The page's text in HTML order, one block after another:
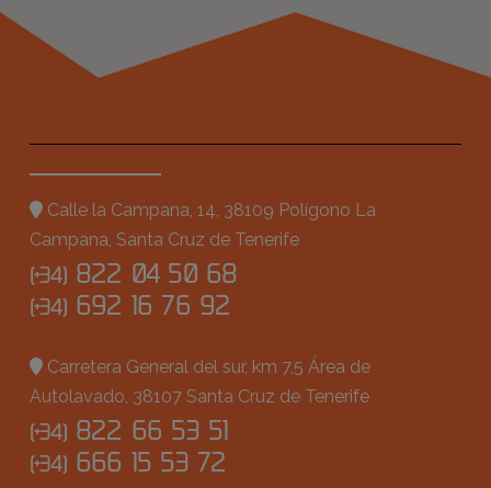
Calle la Campana, 14, 38109 Polígono La
Campana, Santa Cruz de Tenerife
(+34) 822 04 50 68
(+34) 692 16 76 92
Carretera General del sur, km 7,5 Área de
Autolavado, 38107 Santa Cruz de Tenerife
(+34) 822 66 53 51
(+34) 666 15 53 72